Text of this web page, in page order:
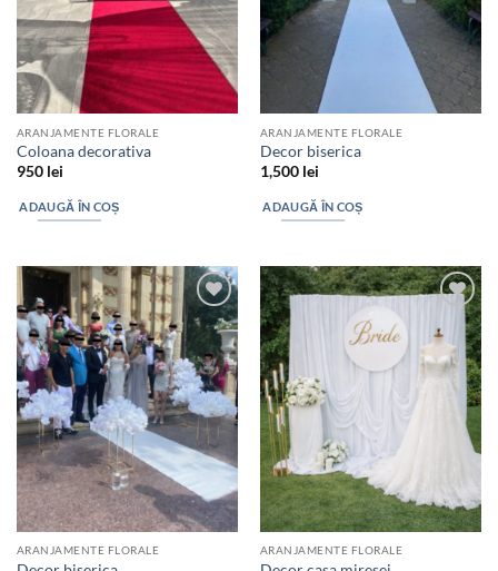
ARANJAMENTE FLORALE
Coloana decorativa
950 lei
ADAUGĂ ÎN COȘ
ARANJAMENTE FLORALE
Decor biserica
1,500 lei
ADAUGĂ ÎN COȘ
Add to
wishlist
ARANJAMENTE FLORALE
Add to
wishlist
ARANJAMENTE FLORALE